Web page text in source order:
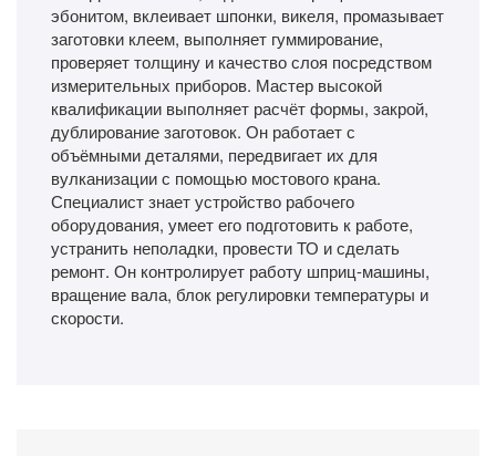
эбонитом, вклеивает шпонки, викеля, промазывает
заготовки клеем, выполняет гуммирование,
проверяет толщину и качество слоя посредством
измерительных приборов. Мастер высокой
квалификации выполняет расчёт формы, закрой,
дублирование заготовок. Он работает с
объёмными деталями, передвигает их для
вулканизации с помощью мостового крана.
Специалист знает устройство рабочего
оборудования, умеет его подготовить к работе,
устранить неполадки, провести ТО и сделать
ремонт. Он контролирует работу шприц-машины,
вращение вала, блок регулировки температуры и
скорости.